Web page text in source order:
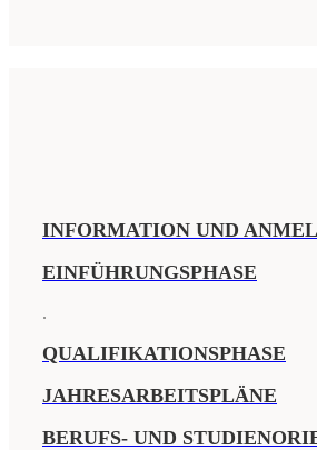
INFORMATION UND
EINFÜHRUNGSPHASE
.
QUALIFIKATIONSPHASE
JAHRESARBEITSPLÄNE
BERUFS- UND